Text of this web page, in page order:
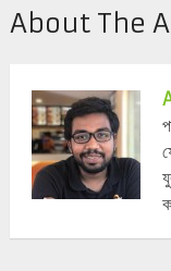
About The